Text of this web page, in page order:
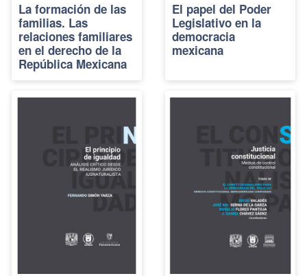
La formación de las
familias. Las
relaciones familiares
en el derecho de la
República Mexicana
El papel del Poder
Legislativo en la
democracia
mexicana